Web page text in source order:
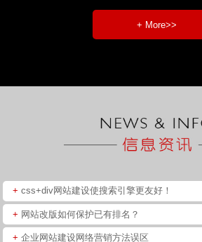
+ More>>
+ css+div网站建设使搜索引擎更友好！
+ 网站改版如何保护已有排名？
+ 企业网站建设网络营销方法误区